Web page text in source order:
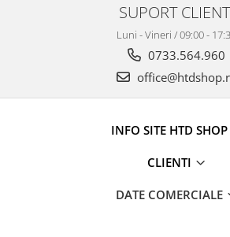
SUPORT
Luni - Vineri / 09:00 -
0733.564.960
INFO SITE HTD SHOP
CLIENTI
DATE COMERCIALE